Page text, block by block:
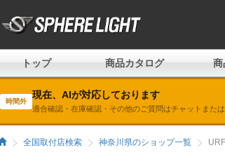
トップ 商品カタログ 商
時間外
現在、AIが対応しております
適合確認・在庫確認・その他のご質問はチャットまた
全国取付店検索 神奈川県のショップ一覧 URF